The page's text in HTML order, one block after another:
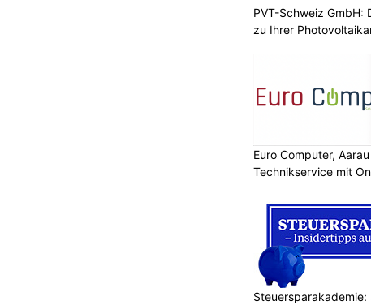
PVT-Schweiz GmbH:
zu Ihrer
Euro Computer,
Technikservice mit
Steuersparakademie: